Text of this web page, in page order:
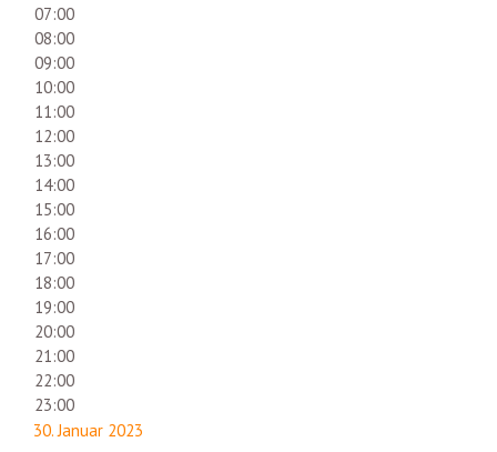
07:00
08:00
09:00
10:00
11:00
12:00
13:00
14:00
15:00
16:00
17:00
18:00
19:00
20:00
21:00
22:00
23:00
30. Januar 2023